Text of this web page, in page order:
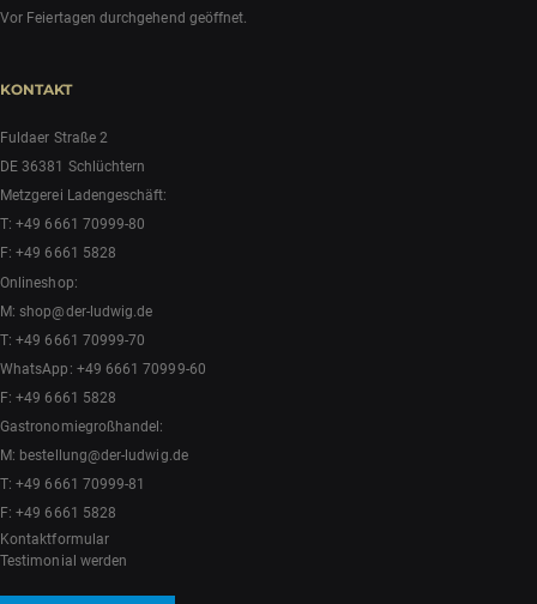
Vor Feiertagen durchgehend geöffnet.
KONTAKT
Fuldaer Straße 2
DE 36381 Schlüchtern
Metzgerei Ladengeschäft:
T:+49 6661 70999-80
F: +49 6661 5828
Onlineshop:
M:shop@der-ludwig.de
T:+49 6661 70999-70
WhatsApp: +49 6661 70999-60
F: +49 6661 5828
Gastronomiegroßhandel:
M: bestellung@der-ludwig.de
T:+49 6661 70999-81
F: +49 6661 5828
Kontaktformular
Testimonial werden